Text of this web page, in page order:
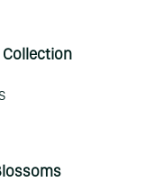
Collection